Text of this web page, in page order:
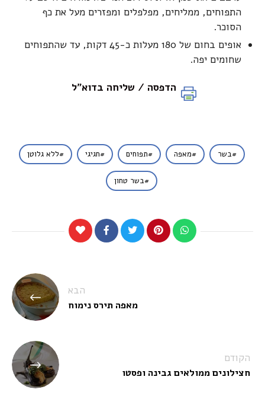
התפוחים, ממליחים, מפלפלים ומפזרים מעל את כף
הסוכר.
אופים בחום של 180 מעלות כ-45 דקות, עד שהתפוחים
שחומים יפה.
הדפסה / שליחה בדוא"ל
בשר מאפה תפוחים חגיגי ללא גלוטן
בשר טחון
הבא
מאפה תירס נימוח
הקודם
חצילונים ממולאים גבינה ופסטו